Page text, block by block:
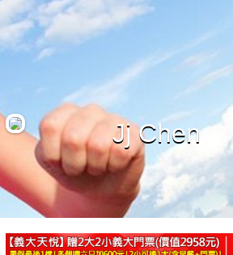
好康優惠
最新留言
商家合作
推薦景點
Jj Chen